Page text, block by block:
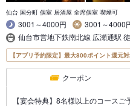
仙台 国分町 個室 居酒屋 全席個室 喫煙可
3001～4000円
3001～4000
仙台市営地下鉄南北線 広瀬通駅
【アプリ予約限定】最大800ポイント還元
クーポン
【宴会特典】8名様以上のコースご